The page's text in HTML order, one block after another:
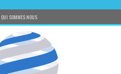
QUI SOMMES NOUS